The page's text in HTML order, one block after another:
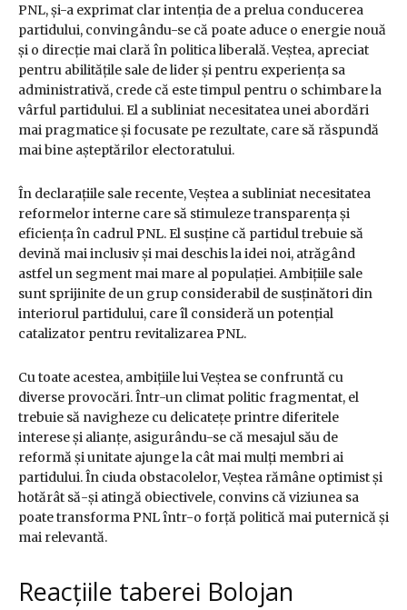
PNL, și-a exprimat clar intenția de a prelua conducerea
partidului, convingându-se că poate aduce o energie nouă
și o direcție mai clară în politica liberală. Veștea, apreciat
pentru abilitățile sale de lider și pentru experiența sa
administrativă, crede că este timpul pentru o schimbare la
vârful partidului. El a subliniat necesitatea unei abordări
mai pragmatice și focusate pe rezultate, care să răspundă
mai bine așteptărilor electoratului.
În declarațiile sale recente, Veștea a subliniat necesitatea
reformelor interne care să stimuleze transparența și
eficiența în cadrul PNL. El susține că partidul trebuie să
devină mai inclusiv și mai deschis la idei noi, atrăgând
astfel un segment mai mare al populației. Ambițiile sale
sunt sprijinite de un grup considerabil de susținători din
interiorul partidului, care îl consideră un potențial
catalizator pentru revitalizarea PNL.
Cu toate acestea, ambițiile lui Veștea se confruntă cu
diverse provocări. Într-un climat politic fragmentat, el
trebuie să navigheze cu delicatețe printre diferitele
interese și alianțe, asigurându-se că mesajul său de
reformă și unitate ajunge la cât mai mulți membri ai
partidului. În ciuda obstacolelor, Veștea rămâne optimist și
hotărât să-și atingă obiectivele, convins că viziunea sa
poate transforma PNL într-o forță politică mai puternică și
mai relevantă.
Reacțiile taberei Bolojan